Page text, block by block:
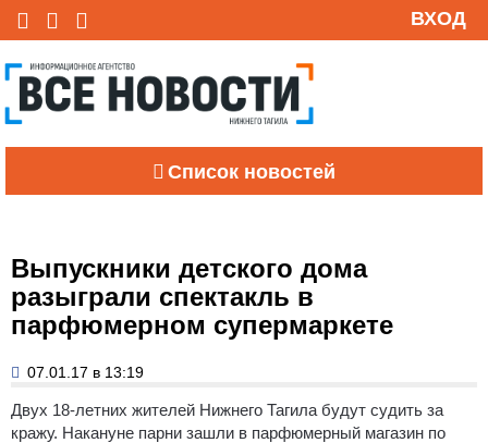
ВХОД
Список новостей
Выпускники детского дома
разыграли спектакль в
парфюмерном супермаркете
07.01.17 в 13:19
Двух 18-летних жителей Нижнего Тагила будут судить за
кражу. Накануне парни зашли в парфюмерный магазин по